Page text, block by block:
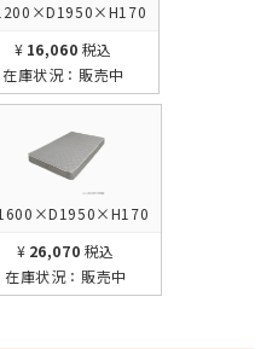
¥16,060 税込
在庫状況： 販売中
¥26,070 税込
在庫状況： 販売中